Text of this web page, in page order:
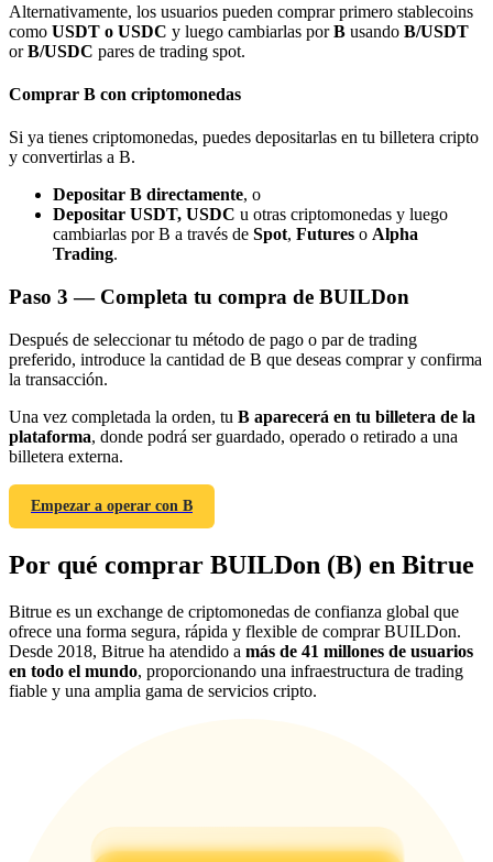
Afiliados de Bitrue
¡Hasta un 65% de comisiones!
Invita a un amigo para recibir recompensas en efectivo
BTC Welcome Rewards
BTC Welcome Rewards
Deposit & Trade BTC to Share 25000 USDT prize pool!
Alternativamente, los usuarios pueden comprar primero stablecoins
como USDT o USDC y luego cambiarlas porB usando B/USDT
orB/USDC pares de trading spot.
Comprar B con criptomonedas
Si ya tienes criptomonedas, puedes depositarlas en tu billetera cripto
y convertirlas a B.
Depositar B directamente, o
Depositar USDT, USDC u otras criptomonedas y luego
cambiarlas por B a través de Spot, Futures o Alpha
Trading.
Paso 3 — Completa tu compra de BUILDon
Después de seleccionar tu método de pago o par de trading
preferido, introduce la cantidad de B que deseas comprar y confirma
la transacción.
Una vez completada la orden, tu B aparecerá en tu billetera de la
plataforma, donde podrá ser guardado, operado o retirado a una
billetera externa.
Empezar a operar con B
Por qué comprar BUILDon (B) en Bitrue
Bitrue es un exchange de criptomonedas de confianza global que
ofrece una forma segura, rápida y flexible de comprar BUILDon.
Desde 2018, Bitrue ha atendido a más de 41 millones de usuarios
en todo el mundo, proporcionando una infraestructura de trading
fiable y una amplia gama de servicios cripto.